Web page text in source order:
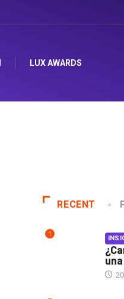
LUX AWARDS
RECENT
1